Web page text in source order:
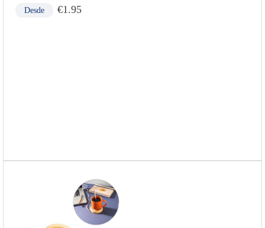
Desde €1.95